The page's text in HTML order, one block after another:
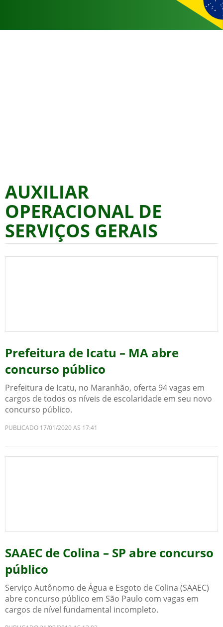
AUXILIAR
OPERACIONAL DE
SERVIÇOS GERAIS
Prefeitura de Icatu – MA abre
concurso público
Prefeitura de Icatu, no Maranhão, oferta 94 vagas em
cargos de todos os níveis de escolaridade em seu novo
concurso público.
PUBLICADO 17/01/2020 AS 17:41
SAAEC de Colina – SP abre concurso
público
Serviço Autônomo de Água e Esgoto de Colina (SAAEC)
abre concurso público em São Paulo com vagas em
cargos de nível fundamental incompleto.